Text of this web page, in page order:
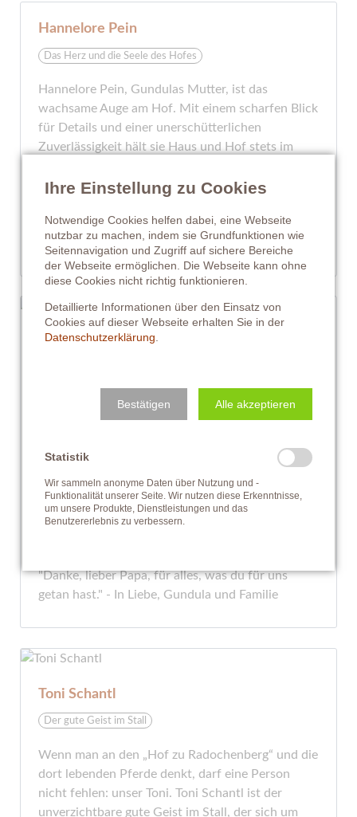
Hannelore Pein
Das Herz und die Seele des Hofes
Hannelore Pein, Gundulas Mutter, ist das
wachsame Auge am Hof. Mit einem scharfen Blick
für Details und einer unerschütterlichen
Zuverlässigkeit hält sie Haus und Hof stets im
verlassen, sei es bei der Betreuung der Tiere oder
Sorgfalt sind ein unschätzbarer Beitrag für den
reibungslosen Ablauf des Hoflebens.
Anton Pein
Anton Pein, Gundulas Vater, war das Herz und die
Seele unseres Hofes zu Radochenberg. Ohne ihn
seine Familie da, mit einem offenen Ohr und
tatkräftiger Unterstützung. Anton sorgte immer
für das Wohlbefinden von Familie, Freunden und
Gästen. Sein Einsatz und seine Liebe haben den
"Danke, lieber Papa, für alles, was du für uns
getan hast." - In Liebe, Gundula und Familie
Toni Schantl
Der gute Geist im Stall
Wenn man an den „Hof zu Radochenberg“ und die
dort lebenden Pferde denkt, darf eine Person
nicht fehlen: unser Toni. Toni Schantl ist der
unverzichtbare gute Geist im Stall, der sich um
Ihre Einstellung zu Cookies
Notwendige Cookies helfen dabei, eine Webseite
nutzbar zu machen, indem sie Grundfunktionen wie
Seitennavigation und Zugriff auf sichere Bereiche
der Webseite ermöglichen. Die Webseite kann ohne
diese Cookies nicht richtig funktionieren.
Detaillierte Informationen über den Einsatz von
Cookies auf dieser Webseite erhalten Sie in der
Datenschutzerklärung
Bestätigen Alle akzeptieren
Statistik
Wir sammeln anonyme Daten über Nutzung und -
Funktionalität unserer Seite. Wir nutzen diese Erkenntnisse,
um unsere Produkte, Dienstleistungen und das
Benutzererlebnis zu verbessern.